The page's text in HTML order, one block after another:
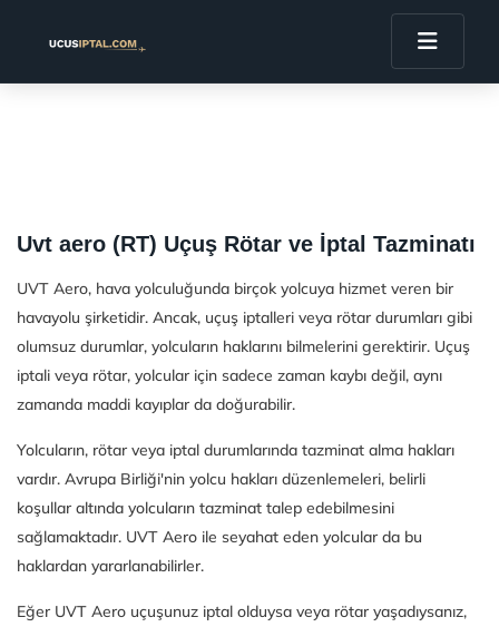
Uvt aero (RT) Uçuş Rötar ve İptal Tazminatı
UVT Aero, hava yolculuğunda birçok yolcuya hizmet veren bir
havayolu şirketidir. Ancak, uçuş iptalleri veya rötar durumları gibi
olumsuz durumlar, yolcuların haklarını bilmelerini gerektirir. Uçuş
iptali veya rötar, yolcular için sadece zaman kaybı değil, aynı
zamanda maddi kayıplar da doğurabilir.
Yolcuların, rötar veya iptal durumlarında tazminat alma hakları
vardır. Avrupa Birliği'nin yolcu hakları düzenlemeleri, belirli
koşullar altında yolcuların tazminat talep edebilmesini
sağlamaktadır. UVT Aero ile seyahat eden yolcular da bu
haklardan yararlanabilirler.
Eğer UVT Aero uçuşunuz iptal olduysa veya rötar yaşadıysanız,